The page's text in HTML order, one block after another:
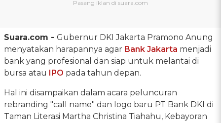
Suara.com - Gubernur DKI Jakarta Pramono Anung
menyatakan harapannya agar Bank Jakarta menjadi
bank yang profesional dan siap untuk melantai di
bursa atau IPO pada tahun depan.
Hal ini disampaikan dalam acara peluncuran
rebranding "call name" dan logo baru PT Bank DKI di
Taman Literasi Martha Christina Tiahahu, Kebayoran